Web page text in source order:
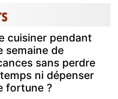
cuisiner pendant
semaine de
sans perdre
ni dépenser
fortune ?